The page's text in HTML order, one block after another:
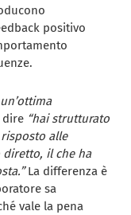
positivo
dire “hai strutturato
alle
diretto, il che ha
La differenza è
sa
vale la pena